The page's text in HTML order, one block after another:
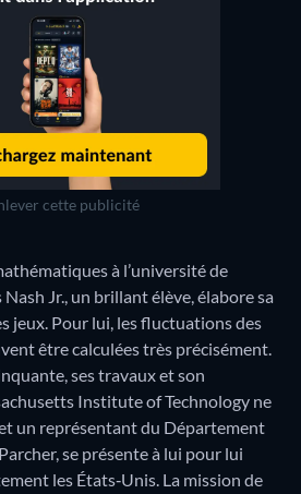
cette publicité
à l’université de
Jr., un brillant élève, élabore sa
jeux. Pour lui, les fluctuations des
être calculées très précisément.
ses travaux et son
Institute of Technology ne
un représentant du Département
se présente à lui pour lui
les États‐Unis. La mission de